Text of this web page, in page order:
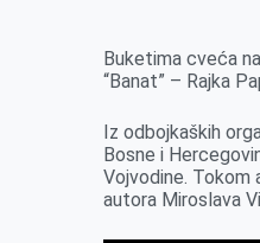
Buketima cveća
“Banat” – Rajka
Iz odbojkaških
Bosne i
Vojvodine. Tokom
autora Miroslava